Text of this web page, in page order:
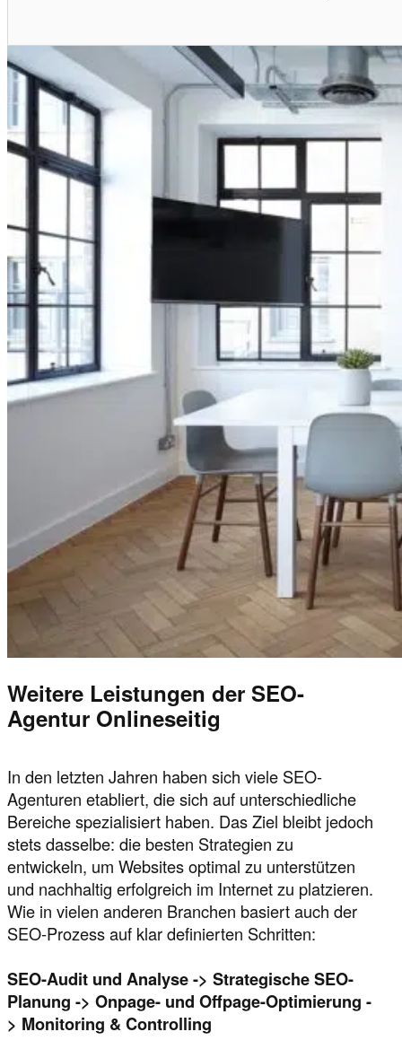
Weitere Leistungen der SEO-
Agentur Onlineseitig
In den letzten Jahren haben sich viele SEO-
Agenturen etabliert, die sich auf unterschiedliche
Bereiche spezialisiert haben. Das Ziel bleibt jedoch
stets dasselbe: die besten Strategien zu
entwickeln, um Websites optimal zu unterstützen
und nachhaltig erfolgreich im Internet zu platzieren.
Wie in vielen anderen Branchen basiert auch der
SEO-Prozess auf klar definierten Schritten:
SEO-Audit und Analyse -> Strategische SEO-
Planung -> Onpage- und Offpage-Optimierung -
> Monitoring & Controlling